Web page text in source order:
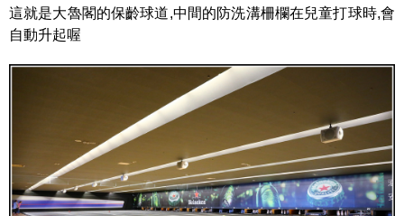
這就是大魯閣的保齡球道,中間的防洗溝柵欄在兒童打球時,會
自動升起喔